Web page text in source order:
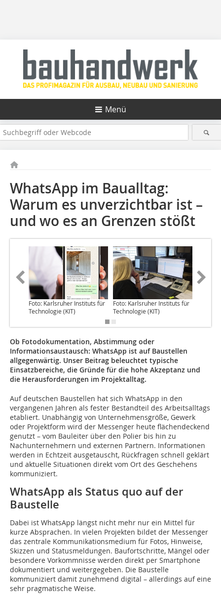
Menü
WhatsApp im Baualltag:
Warum es unverzichtbar ist –
und wo es an Grenzen stößt
Foto: Karlsruher Instituts für
Technologie (KIT)
Foto: Karlsruher Instituts für
Technologie (KIT)
Ob Fotodokumentation, Abstimmung oder
Informationsaustausch: WhatsApp ist auf Baustellen
allgegenwärtig. Unser Beitrag beleuchtet typische
Einsatzbereiche, die Gründe für die hohe Akzeptanz und
die Herausforderungen im Projektalltag.
Auf deutschen Baustellen hat sich WhatsApp in den
vergangenen Jahren als fester Bestandteil des Arbeitsalltags
etabliert. Unabhängig von Unternehmensgröße, Gewerk
oder Projektform wird der Messenger heute flächendeckend
genutzt – vom Bauleiter über den Polier bis hin zu
Nachunternehmern und externen Partnern. Informationen
werden in Echtzeit ausgetauscht, Rückfragen schnell geklärt
und aktuelle Situationen direkt vom Ort des Geschehens
kommuniziert.
WhatsApp als Status quo auf der
Baustelle
Dabei ist WhatsApp längst nicht mehr nur ein Mittel für
kurze Absprachen. In vielen Projekten bildet der Messenger
das zentrale Kommunikationsmedium für Fotos, Hinweise,
Skizzen und Statusmeldungen. Baufortschritte, Mängel oder
besondere Vorkommnisse werden direkt per Smartphone
dokumentiert und weitergegeben. Die Baustelle
kommuniziert damit zunehmend digital – allerdings auf eine
sehr pragmatische Weise.